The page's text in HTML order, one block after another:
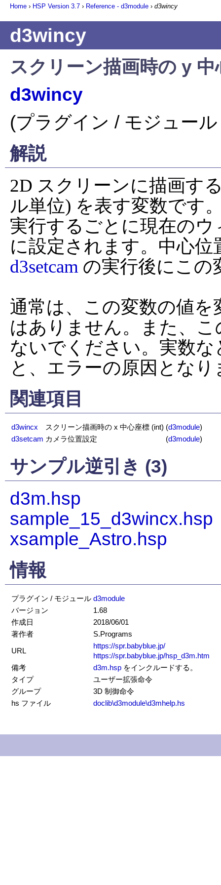
Home › HSP Version 3.7 › Reference - d3module › d3wincy
d3wincy
スクリーン描画時の y
d3wincy
(プラグイン / モジュー
解説
2D スクリーンに描画す
ル単位) を表す変数です
実行するごとに現在のウ
に設定されます。中心
d3setcam の実行後にこの
通常は、この変数の値
はありません。また、
ないでください。実数
と、エラーの原因となり
関連項目
d3wincx スクリーン描画時の x 中心座標 (int) (d3module)
d3setcam カメラ位置設定 (d3module)
サンプル逆引き (3)
d3m.hsp
sample_15_d3wincx.hsp
xsample_Astro.hsp
情報
プラグイン / モジュール d3module
バージョン
1.68
作成日
2018/06/01
著作者
S.Programs
URL
https://spr.babyblue.jp/
https://spr.babyblue.jp/hsp_d3m.htm
備考
d3m.hsp をインクルードする。
タイプ
ユーザー拡張命令
グループ
3D 制御命令
hs ファイル
doclib\d3module\d3mhelp.hs